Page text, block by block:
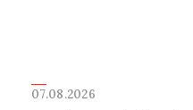
07.08.2026